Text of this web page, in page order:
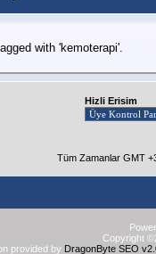
with 'kemoterapi'.
Hizli Erisim
Tüm Zamanlar GMT
Copyright
provided by DragonByte SEO